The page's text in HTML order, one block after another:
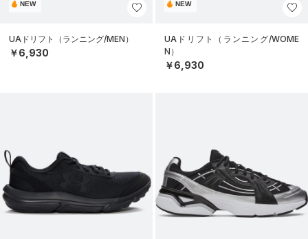
NEW
UAドリフト（ランニング/MEN）
￥6,930
NEW
UAドリフト（ランニング/WOME
N）
￥6,930